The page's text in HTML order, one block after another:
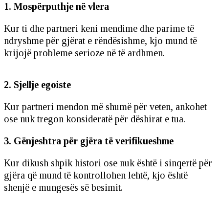
1. Mospërputhje në vlera
Kur ti dhe partneri keni mendime dhe parime të
ndryshme për gjërat e rëndësishme, kjo mund të
krijojë probleme serioze në të ardhmen.
2. Sjellje egoiste
Kur partneri mendon më shumë për veten, ankohet
ose nuk tregon konsideratë për dëshirat e tua.
3. Gënjeshtra për gjëra të verifikueshme
Kur dikush shpik histori ose nuk është i sinqertë për
gjëra që mund të kontrollohen lehtë, kjo është
shenjë e mungesës së besimit.